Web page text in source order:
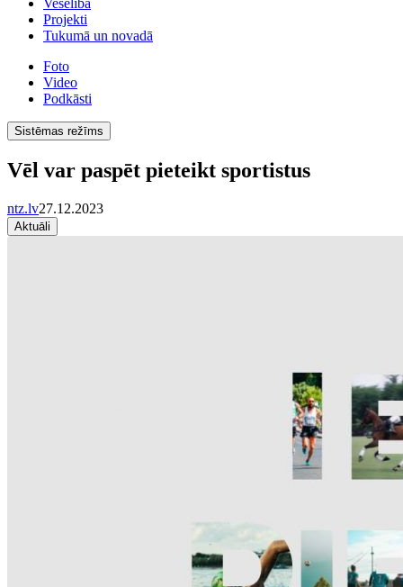
Veselība
Projekti
Tukumā un novadā
Foto
Video
Podkāsti
Sistēmas režīms
Vēl var paspēt pieteikt sportistus
ntz.lv27.12.2023
Aktuāli